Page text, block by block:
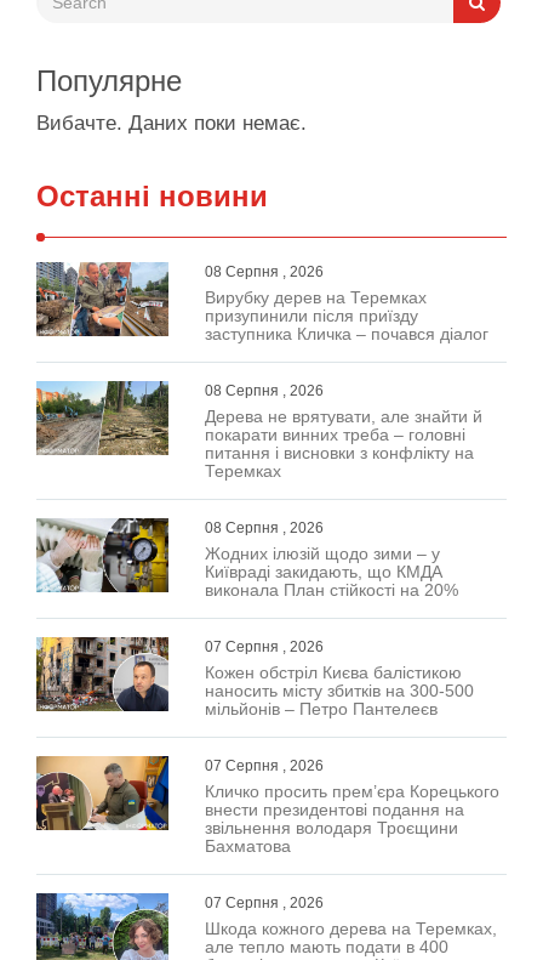
Популярне
Вибачте. Даних поки немає.
Останні новини
08 Серпня , 2026
Вирубку дерев на Теремках
призупинили після приїзду
заступника Кличка – почався діалог
08 Серпня , 2026
Дерева не врятувати, але знайти й
покарати винних треба – головні
питання і висновки з конфлікту на
Теремках
08 Серпня , 2026
Жодних ілюзій щодо зими – у
Київраді закидають, що КМДА
виконала План стійкості на 20%
07 Серпня , 2026
Кожен обстріл Києва балістикою
наносить місту збитків на 300-500
мільйонів – Петро Пантелеєв
07 Серпня , 2026
Кличко просить прем’єра Корецького
внести президентові подання на
звільнення володаря Троєщини
Бахматова
07 Серпня , 2026
Шкода кожного дерева на Теремках,
але тепло мають подати в 400